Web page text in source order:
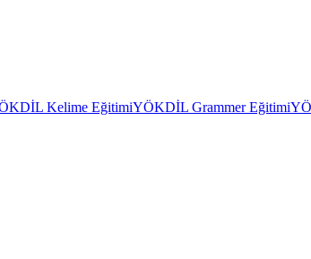
Kelime EğitimiYÖKDİL Grammer Eğitimi